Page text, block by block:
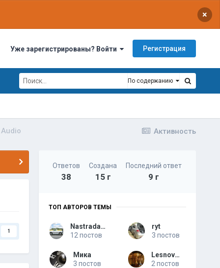
×
Уже зарегистрированы? Войти Регистрация
По содержанию
Активность
1
Ответов
38
Создана
15 г
Последний ответ
9 г
ТОП АВТОРОВ ТЕМЫ
Nastradamus
12 постов
ryt
3 постов
Мика
3 постов
LesnovMN
2 постов